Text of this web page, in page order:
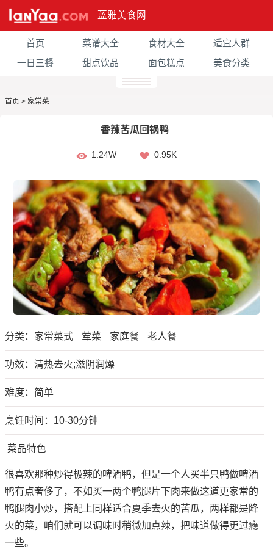
蓝雅美食网
首页 菜谱大全 食材大全
适宜人群
一日三餐
甜点饮品 面包糕点 美食分类
首页 > 家常菜
香辣苦瓜回锅鸭
1.24W 0.95K
分类： 家常菜式 荤菜 家庭餐 老人餐
功效：清热去火;滋阴润燥
难度：简单
烹饪时间：10-30分钟
菜品特色
很喜欢那种炒得极辣的啤酒鸭，但是一个人买半只鸭做啤酒
鸭有点奢侈了，不如买一两个鸭腿片下肉来做这道更家常的
鸭腿肉小炒，搭配上同样适合夏季去火的苦瓜，两样都是降
火的菜，咱们就可以调味时稍微加点辣，把味道做得更过瘾
一些。